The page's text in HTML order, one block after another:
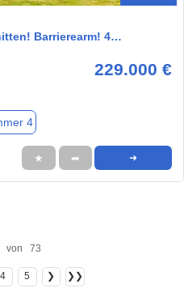
Barrierearm! 4…
229.000 €
4
★ ➦ ➜
73
4 5 ❯ ❯❯